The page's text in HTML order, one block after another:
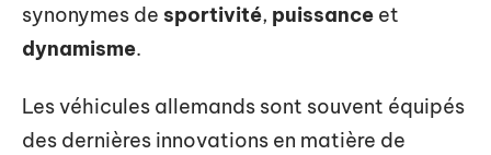
synonymes de sportivité, puissance et
dynamisme.
Les véhicules allemands sont souvent équipés
des dernières innovations en matière de